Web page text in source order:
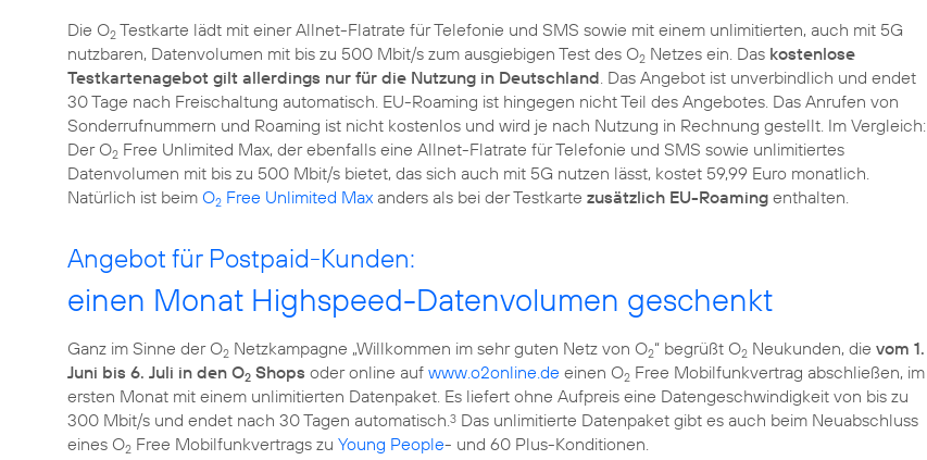
Die O2 Testkarte lädt mit einer Allnet-Flatrate für Telefonie und SMS sowie mit einem unlimitierten, auch mit 5G
nutzbaren, Datenvolumen mit bis zu 500 Mbit/s zum ausgiebigen Test des O2 Netzes ein. Das kostenlose
Testkartenagebot gilt allerdings nur für die Nutzung in Deutschland. Das Angebot ist unverbindlich und endet
30 Tage nach Freischaltung automatisch. EU-Roaming ist hingegen nicht Teil des Angebotes. Das Anrufen von
Sonderrufnummern und Roaming ist nicht kostenlos und wird je nach Nutzung in Rechnung gestellt. Im Vergleich:
Der O2 Free Unlimited Max, der ebenfalls eine Allnet-Flatrate für Telefonie und SMS sowie unlimitiertes
Datenvolumen mit bis zu 500 Mbit/s bietet, das sich auch mit 5G nutzen lässt, kostet 59,99 Euro monatlich.
Natürlich ist beim O2 Free Unlimited Max anders als bei der Testkarte zusätzlich EU-Roaming enthalten.
Angebot für Postpaid-Kunden:
einen Monat Highspeed-Datenvolumen geschenkt
Ganz im Sinne der O2 Netzkampagne „Willkommen im sehr guten Netz von O2“ begrüßt O2 Neukunden, die vom 1.
Juni bis 6. Juli in den O2 Shops oder online auf www.o2online.de einen O2 Free Mobilfunkvertrag abschließen, im
ersten Monat mit einem unlimitierten Datenpaket. Es liefert ohne Aufpreis eine Datengeschwindigkeit von bis zu
300 Mbit/s und endet nach 30 Tagen automatisch.3 Das unlimitierte Datenpaket gibt es auch beim Neuabschluss
eines O2 Free Mobilfunkvertrags zu Young People- und 60 Plus-Konditionen.